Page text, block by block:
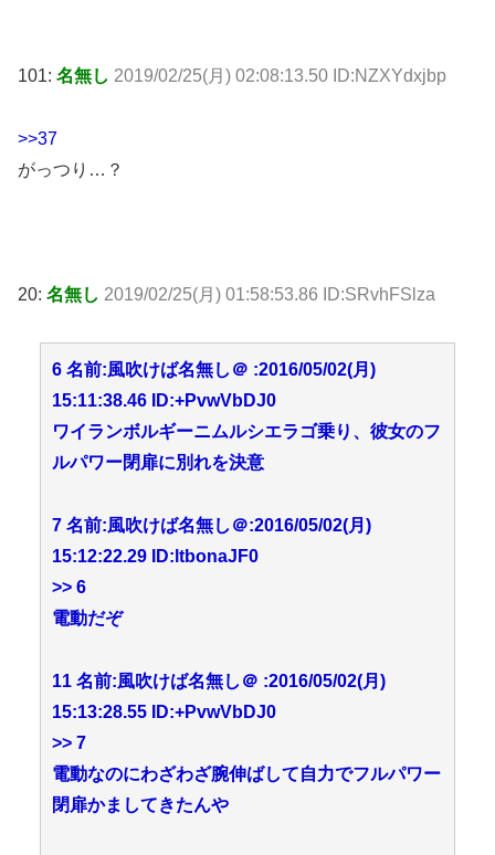
101: 名無し 2019/02/25(月) 02:08:13.50 ID:NZXYdxjbp
>>37
がっつり…？
20: 名無し 2019/02/25(月) 01:58:53.86 ID:SRvhFSlza
6 名前:風吹けば名無し＠ :2016/05/02(月)
15:11:38.46 ID:+PvwVbDJ0
ワイランボルギーニムルシエラゴ乗り、彼女のフ
ルパワー閉扉に別れを決意
7 名前:風吹けば名無し＠:2016/05/02(月)
15:12:22.29 ID:ltbonaJF0
>> 6
電動だぞ
11 名前:風吹けば名無し＠ :2016/05/02(月)
15:13:28.55 ID:+PvwVbDJ0
>> 7
電動なのにわざわざ腕伸ばして自力でフルパワー
閉扉かましてきたんや